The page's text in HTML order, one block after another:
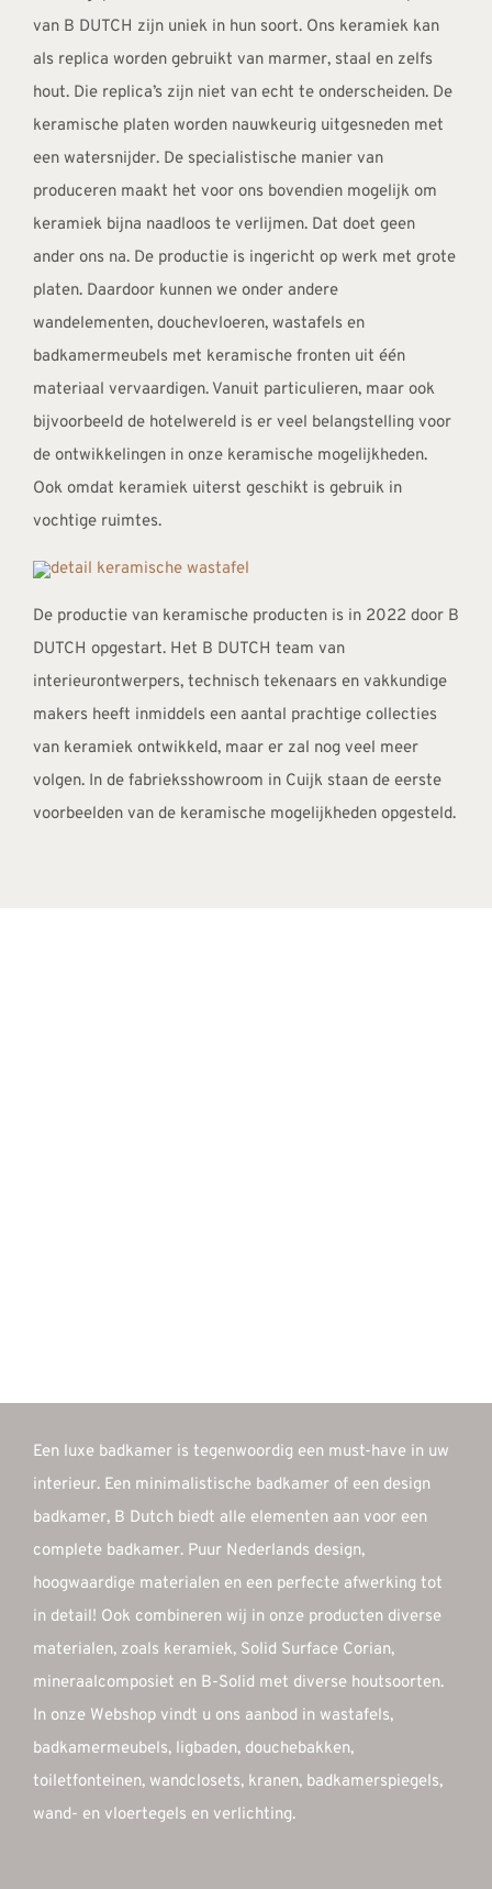
van B DUTCH zijn uniek in hun soort. Ons keramiek kan
als replica worden gebruikt van marmer, staal en zelfs
hout. Die replica’s zijn niet van echt te onderscheiden. De
keramische platen worden nauwkeurig uitgesneden met
een watersnijder. De specialistische manier van
produceren maakt het voor ons bovendien mogelijk om
keramiek bijna naadloos te verlijmen. Dat doet geen
ander ons na. De productie is ingericht op werk met grote
platen. Daardoor kunnen we onder andere
wandelementen, douchevloeren, wastafels en
badkamermeubels met keramische fronten uit één
materiaal vervaardigen. Vanuit particulieren, maar ook
bijvoorbeeld de hotelwereld is er veel belangstelling voor
de ontwikkelingen in onze keramische mogelijkheden.
Ook omdat keramiek uiterst geschikt is gebruik in
vochtige ruimtes.
De productie van keramische producten is in 2022 door B
DUTCH opgestart. Het B DUTCH team van
interieurontwerpers, technisch tekenaars en vakkundige
makers heeft inmiddels een aantal prachtige collecties
van keramiek ontwikkeld, maar er zal nog veel meer
volgen. In de fabrieksshowroom in Cuijk staan de eerste
voorbeelden van de keramische mogelijkheden opgesteld.
Een luxe badkamer is tegenwoordig een must-have in uw
interieur. Een minimalistische badkamer of een design
badkamer, B Dutch biedt alle elementen aan voor een
complete badkamer. Puur Nederlands design,
hoogwaardige materialen en een perfecte afwerking tot
in detail! Ook combineren wij in onze producten diverse
materialen, zoals keramiek, Solid Surface Corian,
mineraalcomposiet en B-Solid met diverse houtsoorten.
In onze Webshop vindt u ons aanbod in wastafels,
badkamermeubels, ligbaden, douchebakken,
toiletfonteinen, wandclosets, kranen, badkamerspiegels,
wand- en vloertegels en verlichting.